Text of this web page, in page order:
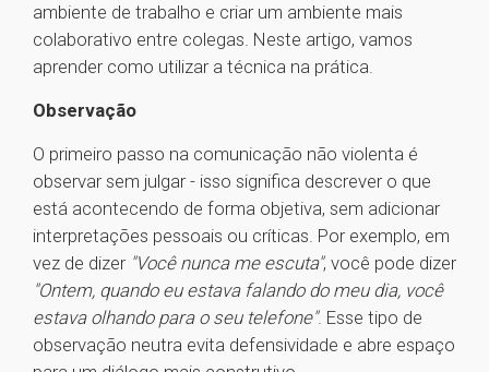
ambiente de trabalho e criar um ambiente mais
colaborativo entre colegas. Neste artigo, vamos
aprender como utilizar a técnica na prática.
Observação
O primeiro passo na comunicação não violenta é
observar sem julgar - isso significa descrever o que
está acontecendo de forma objetiva, sem adicionar
interpretações pessoais ou críticas. Por exemplo, em
vez de dizer "Você nunca me escuta", você pode dizer
"Ontem, quando eu estava falando do meu dia, você
estava olhando para o seu telefone". Esse tipo de
observação neutra evita defensividade e abre espaço